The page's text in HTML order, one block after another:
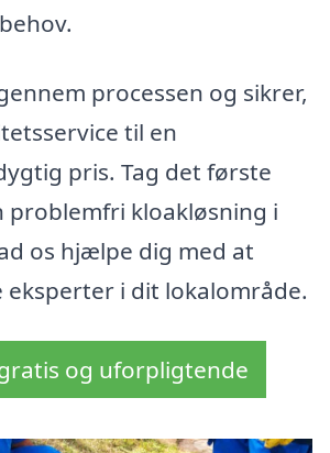
processen og sikrer,
til en
pris. Tag det første
problemfri kloakløsning i
os hjælpe dig med at
i dit lokalområde.
og uforpligtende